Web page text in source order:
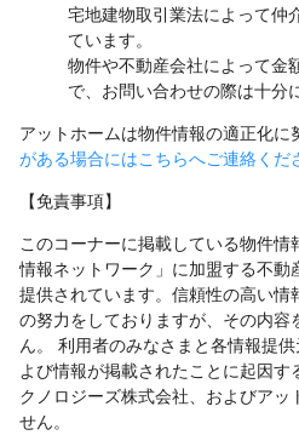
宅地建物取引業法によって仲
ています。
物件や不動産会社によって金
で、お問い合わせの際は十分
アットホームは物件情報の適正化に
がある場合にはこちらへご連絡くだ
【免責事項】
このコーナーに掲載している物件
情報ネットワーク」に加盟する不動
提供されています。信頼性の高い情
の努力をしておりますが、その内容
ん。 利用者のみなさまと各情報提
よび情報が掲載されたことに起因
クノロジーズ株式会社、およびアッ
せん。